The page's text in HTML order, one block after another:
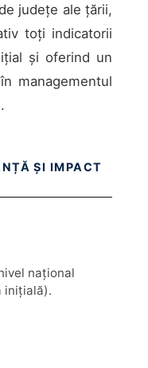
județe ale țării,
toți indicatorii
și oferind un
managementul
ȘI IMPACT
național
inițială).